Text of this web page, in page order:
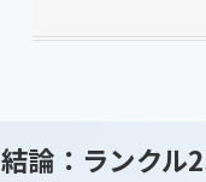
結論：ランクル